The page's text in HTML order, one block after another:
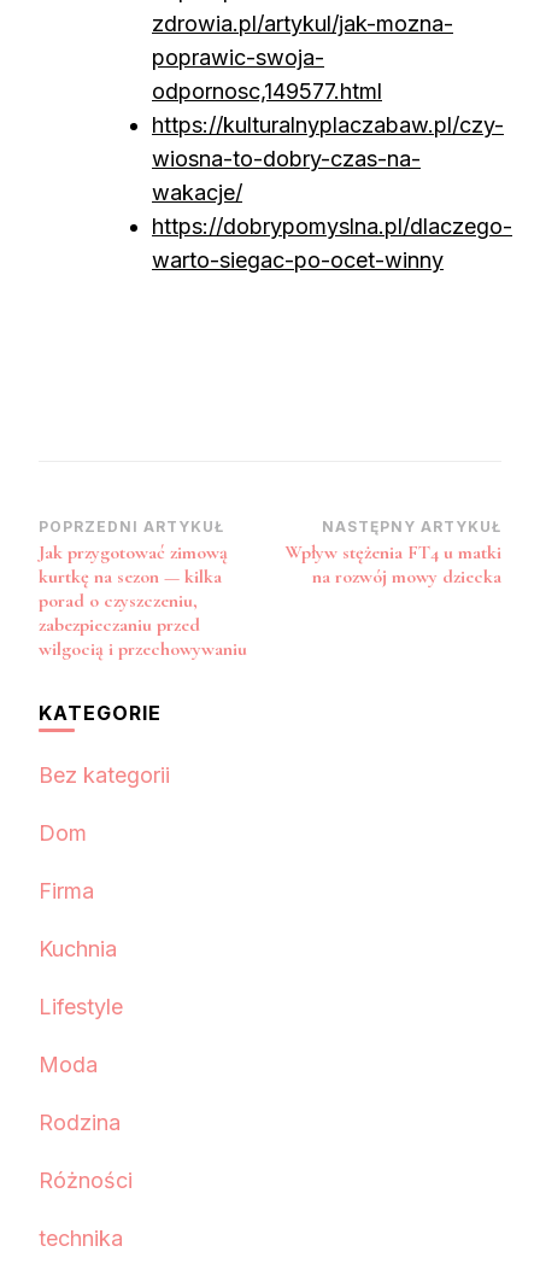
zdrowia.pl/artykul/jak-mozna-
poprawic-swoja-
odpornosc,149577.html
https://kulturalnyplaczabaw.pl/czy-
wiosna-to-dobry-czas-na-
wakacje/
https://dobrypomyslna.pl/dlaczego-
warto-siegac-po-ocet-winny
Nawigacja
wpisu
POPRZEDNI ARTYKUŁ
Jak przygotować zimową
kurtkę na sezon — kilka
porad o czyszczeniu,
zabezpieczaniu przed
wilgocią i przechowywaniu
NASTĘPNY ARTYKUŁ
Wpływ stężenia FT4 u matki
na rozwój mowy dziecka
KATEGORIE
Bez kategorii
Dom
Firma
Kuchnia
Lifestyle
Moda
Rodzina
Różności
technika